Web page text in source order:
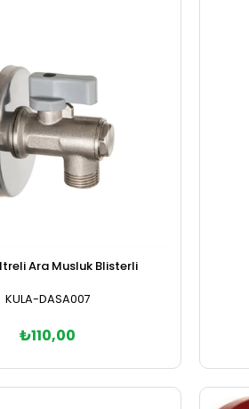
Ara Musluk Blisterli
KULA-DASA007
₺110,00
Sepete Ekle